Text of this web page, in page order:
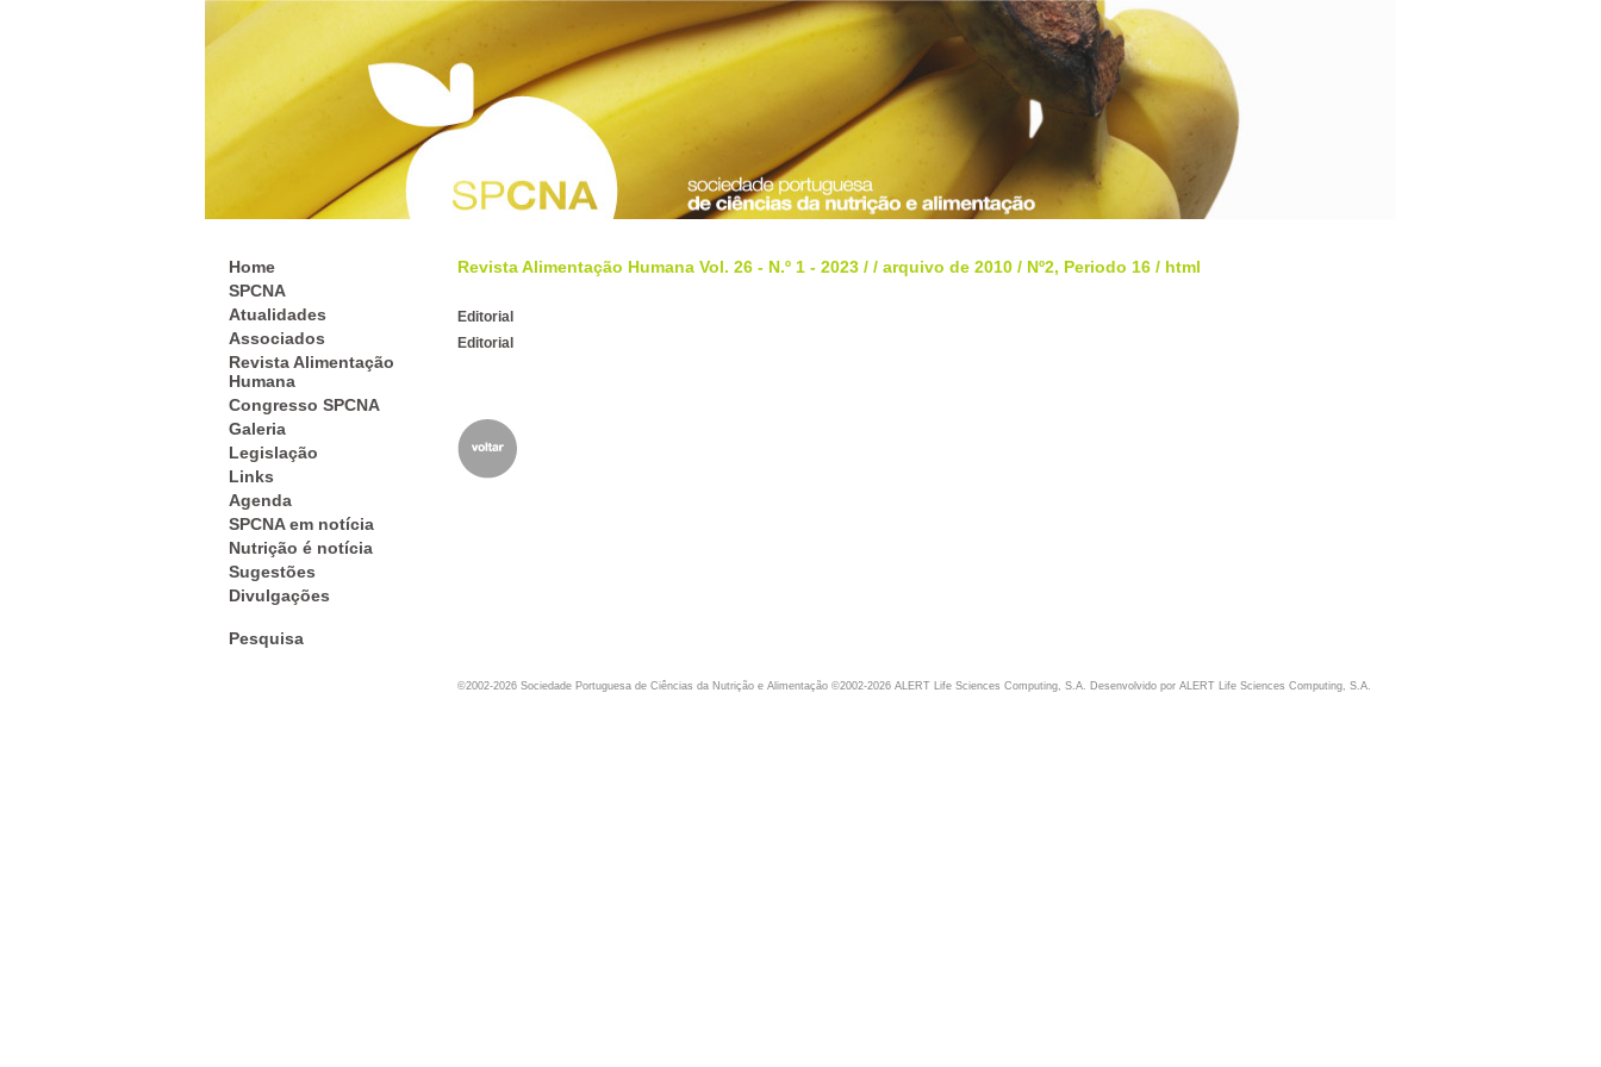
Home
SPCNA
Atualidades
Associados
Revista Alimentação
Humana
Congresso SPCNA
Galeria
Legislação
Links
Agenda
SPCNA em notícia
Nutrição é notícia
Sugestões
Divulgações
Pesquisa
Revista Alimentação Humana Vol. 26 - N.º 1 - 2023 / / arquivo de 2010 / Nº2, Periodo 16 / html
Editorial
Editorial
©2002-2026 Sociedade Portuguesa de Ciências da Nutrição e Alimentação ©2002-2026 ALERT Life Sciences Computing, S.A. Desenvolvido por ALERT Life Sciences Computing, S.A.